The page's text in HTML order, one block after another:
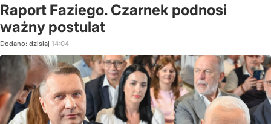
Raport Faziego. Czarnek podnosi
ważny postulat
Dodano: dzisiaj 14:04